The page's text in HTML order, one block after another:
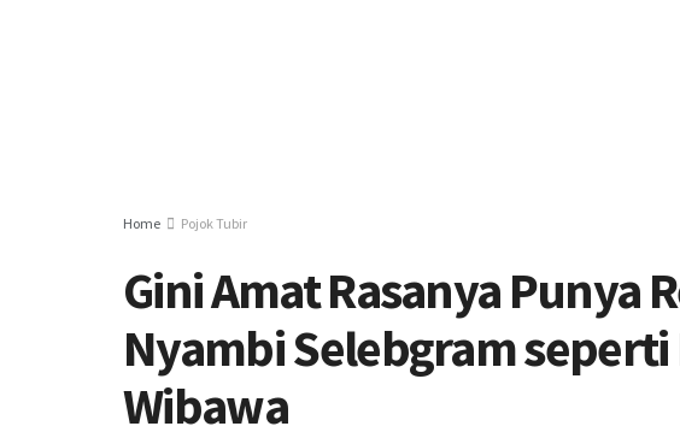
Home Pojok Tubir
Gini Amat Rasanya Punya
Nyambi Selebgram
Wibawa